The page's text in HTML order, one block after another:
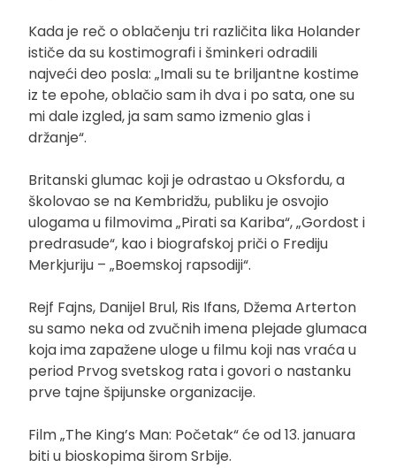
Kada je reč o oblačenju tri različita lika Holander
ističe da su kostimografi i šminkeri odradili
najveći deo posla: „Imali su te briljantne kostime
iz te epohe, oblačio sam ih dva i po sata, one su
mi dale izgled, ja sam samo izmenio glas i
držanje“.
Britanski glumac koji je odrastao u Oksfordu, a
školovao se na Kembridžu, publiku je osvojio
ulogama u filmovima „Pirati sa Kariba“, „Gordost i
predrasude“, kao i biografskoj priči o Frediju
Merkjuriju – „Boemskoj rapsodiji“.
Rejf Fajns, Danijel Brul, Ris Ifans, Džema Arterton
su samo neka od zvučnih imena plejade glumaca
koja ima zapažene uloge u filmu koji nas vraća u
period Prvog svetskog rata i govori o nastanku
prve tajne špijunske organizacije.
Film „The King’s Man: Početak“ će od 13. januara
biti u bioskopima širom Srbije.